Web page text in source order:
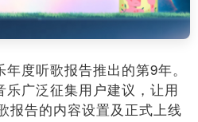
度听歌报告推出的第9年。
广泛征集用户建议，让用
报告的内容设置及正式上线